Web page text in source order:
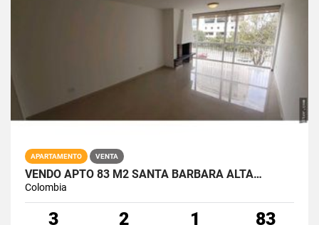
APARTAMENTO VENTA
VENDO APTO 83 M2 SANTA BARBARA ALTA…
Colombia
3 2 1 83